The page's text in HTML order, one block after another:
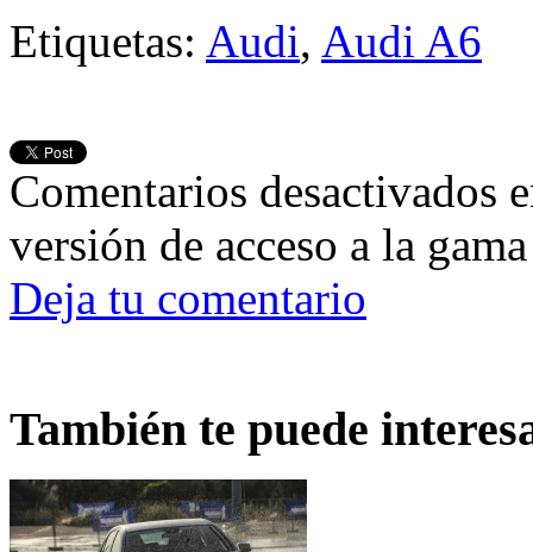
Etiquetas: Audi, Audi A6
Comentarios desactivados
versión de acceso a la
Deja tu comentario
También te puede